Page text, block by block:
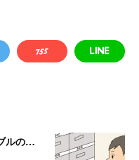
トラブル対応マニュアル～住民トラブルの危険度高!! マンションで注意したいポイント